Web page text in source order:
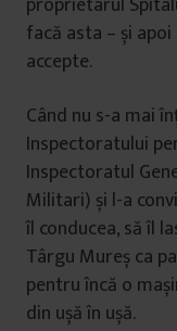
facă asta – și
accepte.
Când nu s-a mai
Inspectoratului
Inspectoratul
Militari) și l-a
îl conducea, să îl
Târgu Mureș ca
pentru încă o
din ușă în ușă.